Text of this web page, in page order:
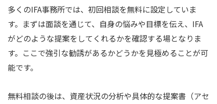
多くのIFA事務所では、初回相談を無料に設定していま
す。まずは面談を通じて、自身の悩みや目標を伝え、IFA
がどのような提案をしてくれるかを確認する場となりま
す。ここで強引な勧誘があるかどうかを見極めることが可
能です。
無料相談の後は、資産状況の分析や具体的な提案書（アセ